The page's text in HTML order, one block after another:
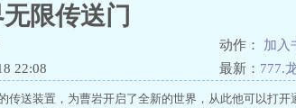
限传送门
动作： 加入
22:08
最新： 777.
传送装置，为曹岩开启了全新的世界，从此他可以打